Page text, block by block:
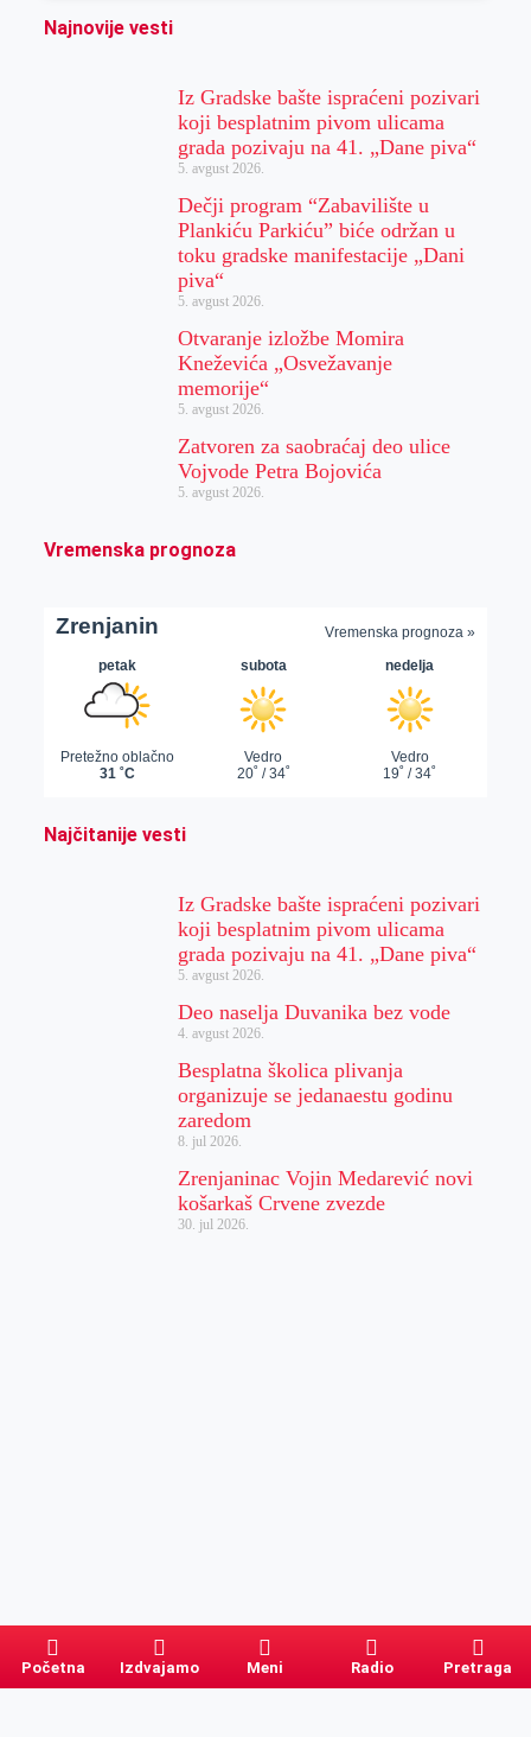
Najnovije vesti
Iz Gradske bašte ispraćeni pozivari
koji besplatnim pivom ulicama
grada pozivaju na 41. „Dane piva“
5. avgust 2026.
Dečji program “Zabavilište u
Plankiću Parkiću” biće održan u
toku gradske manifestacije „Dani
piva“
5. avgust 2026.
Otvaranje izložbe Momira
Kneževića „Osvežavanje
memorije“
5. avgust 2026.
Zatvoren za saobraćaj deo ulice
Vojvode Petra Bojovića
5. avgust 2026.
Vremenska prognoza
Najčitanije vesti
Iz Gradske bašte ispraćeni pozivari
koji besplatnim pivom ulicama
grada pozivaju na 41. „Dane piva“
5. avgust 2026.
Deo naselja Duvanika bez vode
4. avgust 2026.
Besplatna školica plivanja
organizuje se jedanaestu godinu
zaredom
8. jul 2026.
Zrenjaninac Vojin Medarević novi
košarkaš Crvene zvezde
30. jul 2026.
Početna Izdvajamo Meni Radio Pretraga